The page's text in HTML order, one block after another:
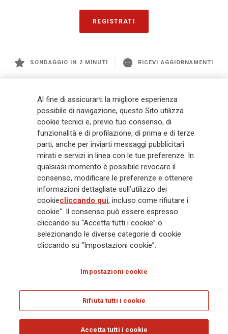
REGISTRATI
SONDAGGIO IN 2 MINUTI RICEVI AGGIORNAMENTI
management a livello globale, con premi complessivi pari a € 98,1
miliardi e € 900 miliardi di AUM nel 2025. Fondato nel 1831, con oltre 88
mila dipendenti e 163 mila agenti che servono 75 milioni di clienti, il
Gruppo ha una posizione di leadership in Europa e una presenza
crescente in Asia e America. Al centro della strategia di Generali c'è il suo
impegno Lifetime Partner verso i clienti, realizzato attraverso soluzioni
innovative e personalizzate, un'esperienza cliente di prima classe e le sue
capacità di distribuzione globale digitalizzata. Il Gruppo ha
completamente integrato la sostenibilità in tutte le scelte strategiche, con
l'obiettivo di creare valore per tutti gli stakeholder mentre costruisce una
società più equa e resiliente.
Legal Info Cookie Policy Privacy & GDPR
Al fine di assicurarti la migliore esperienza
possibile di navigazione, questo Sito utilizza
cookie tecnici e, previo tuo consenso, di
funzionalità e di profilazione, di prima e di terze
parti, anche per inviarti messaggi pubblicitari
mirati e servizi in linea con le tue preferenze. In
qualsiasi momento è possibile revocare il
consenso, modificare le preferenze e ottenere
informazioni dettagliate sull’utilizzo dei
cookiecliccando qui, incluso come rifiutare i
cookie". Il consenso può essere espresso
cliccando su “Accetta tutti i cookie” o
selezionando le diverse categorie di cookie
cliccando su “Impostazioni cookie”.
Impostazioni cookie
Rifiuta tutti i cookie
Accetta tutti i cookie